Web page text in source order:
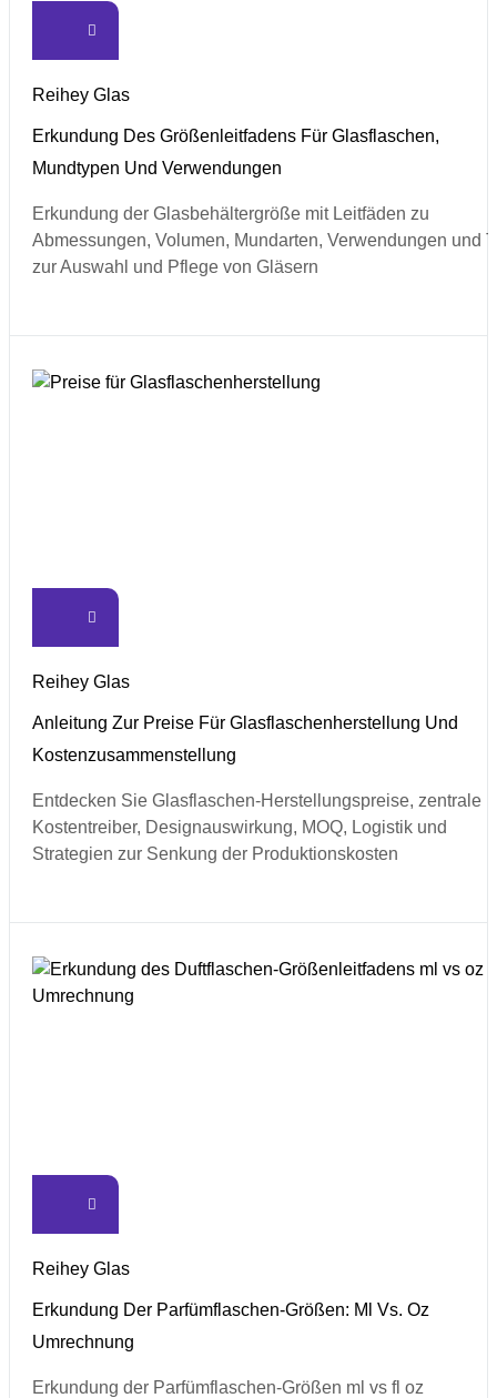
Reihey Glas
Erkundung Des Größenleitfadens Für Glasflaschen,
Mundtypen Und Verwendungen
Erkundung der Glasbehältergröße mit Leitfäden zu
Abmessungen, Volumen, Mundarten, Verwendungen und
zur Auswahl und Pflege von Gläsern
Reihey Glas
Anleitung Zur Preise Für Glasflaschenherstellung Und
Kostenzusammenstellung
Entdecken Sie Glasflaschen-Herstellungspreise, zentrale
Kostentreiber, Designauswirkung, MOQ, Logistik und
Strategien zur Senkung der Produktionskosten
Reihey Glas
Erkundung Der Parfümflaschen-Größen: Ml Vs. Oz
Umrechnung
Erkundung der Parfümflaschen-Größen ml vs fl oz